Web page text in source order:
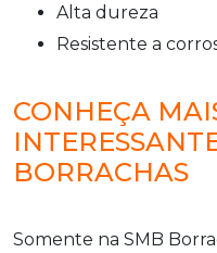
alta dureza
resistente a
CONHEÇA
BORRACHAS
Somente na SMB